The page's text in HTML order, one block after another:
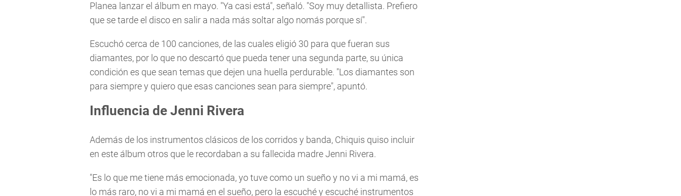
Planea lanzar el álbum en mayo. "Ya casi está", señaló. "Soy muy detallista. Prefiero
que se tarde el disco en salir a nada más soltar algo nomás porque sí".
Escuchó cerca de 100 canciones, de las cuales eligió 30 para que fueran sus
diamantes, por lo que no descartó que pueda tener una segunda parte, su única
condición es que sean temas que dejen una huella perdurable. "Los diamantes son
para siempre y quiero que esas canciones sean para siempre", apuntó.
Influencia de Jenni Rivera
Además de los instrumentos clásicos de los corridos y banda, Chiquis quiso incluir
en este álbum otros que le recordaban a su fallecida madre Jenni Rivera.
"Es lo que me tiene más emocionada, yo tuve como un sueño y no vi a mi mamá, es
lo más raro, no vi a mi mamá en el sueño, pero la escuché y escuché instrumentos